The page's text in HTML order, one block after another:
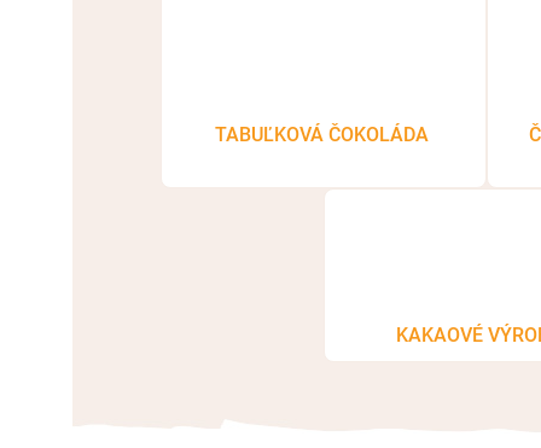
TABUĽKOVÁ ČOKOLÁDA
KAKAOVÉ